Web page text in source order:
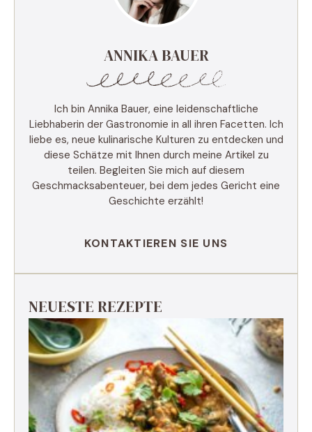
ANNIKA BAUER
Ich bin Annika Bauer, eine leidenschaftliche
Liebhaberin der Gastronomie in all ihren Facetten. Ich
liebe es, neue kulinarische Kulturen zu entdecken und
diese Schätze mit Ihnen durch meine Artikel zu
teilen. Begleiten Sie mich auf diesem
Geschmacksabenteuer, bei dem jedes Gericht eine
Geschichte erzählt!
KONTAKTIEREN SIE UNS
NEUESTE REZEPTE